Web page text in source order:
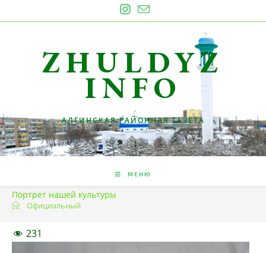
к
ZHULDYZ
INFO
АЛГИНСКАЯ РАЙОННАЯ ГАЗЕТА
МЕНЮ
Портрет нашей культуры
Официальный
231